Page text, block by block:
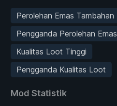
Perolehan Emas Tambahan
Pengganda Perolehan Emas
Kualitas Loot Tinggi
Pengganda Kualitas Loot
Mod Statistik